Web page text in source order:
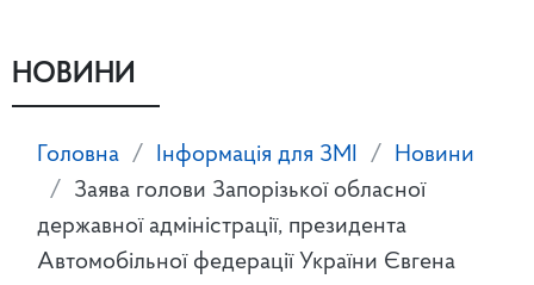
НОВИНИ
Головна Інформація для ЗМІ
Новини
Заява голови Запорізької обласної
державної адміністрації, президента
Автомобільної федерації України Євгена